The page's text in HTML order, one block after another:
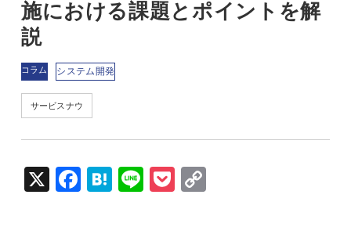
施における課題とポイントを解
説
コラム システム開発
サービスナウ
X
Fac
Hat
Lin
Poc Cop